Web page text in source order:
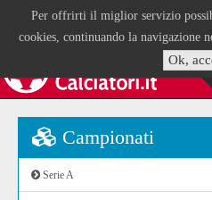
Per offrirti il miglior servizio
cookies, continuando la navigazione
Ok,
Campionati
Serie A